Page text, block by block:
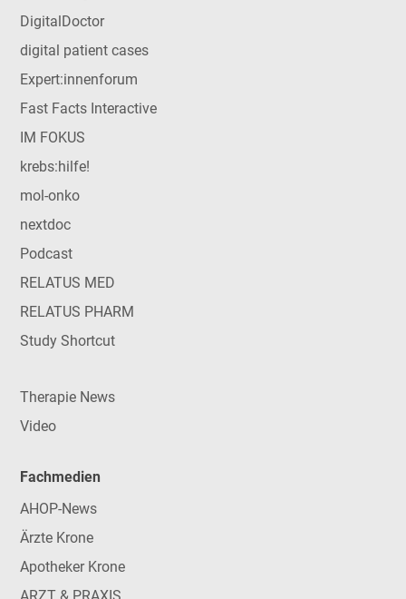
DigitalDoctor
digital patient cases
Expert:innenforum
Fast Facts Interactive
IM FOKUS
krebs:hilfe!
mol-onko
nextdoc
Podcast
RELATUS MED
RELATUS PHARM
Study Shortcut
Therapie News
Video
Fachmedien
AHOP-News
Ärzte Krone
Apotheker Krone
ARZT & PRAXIS